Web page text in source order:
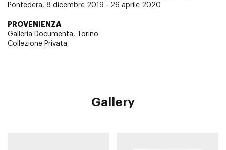
Pontedera, 8 dicembre 2019 - 26 aprile 2020
PROVENIENZA
Galleria Documenta, Torino
Collezione Privata
Gallery